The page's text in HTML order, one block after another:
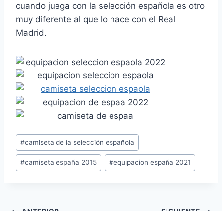
cuando juega con la selección española es otro
muy diferente al que lo hace con el Real
Madrid.
Etiquetas
de
la
#camiseta de la selección española
#camiseta españa 2015 #equipacion españa 2021